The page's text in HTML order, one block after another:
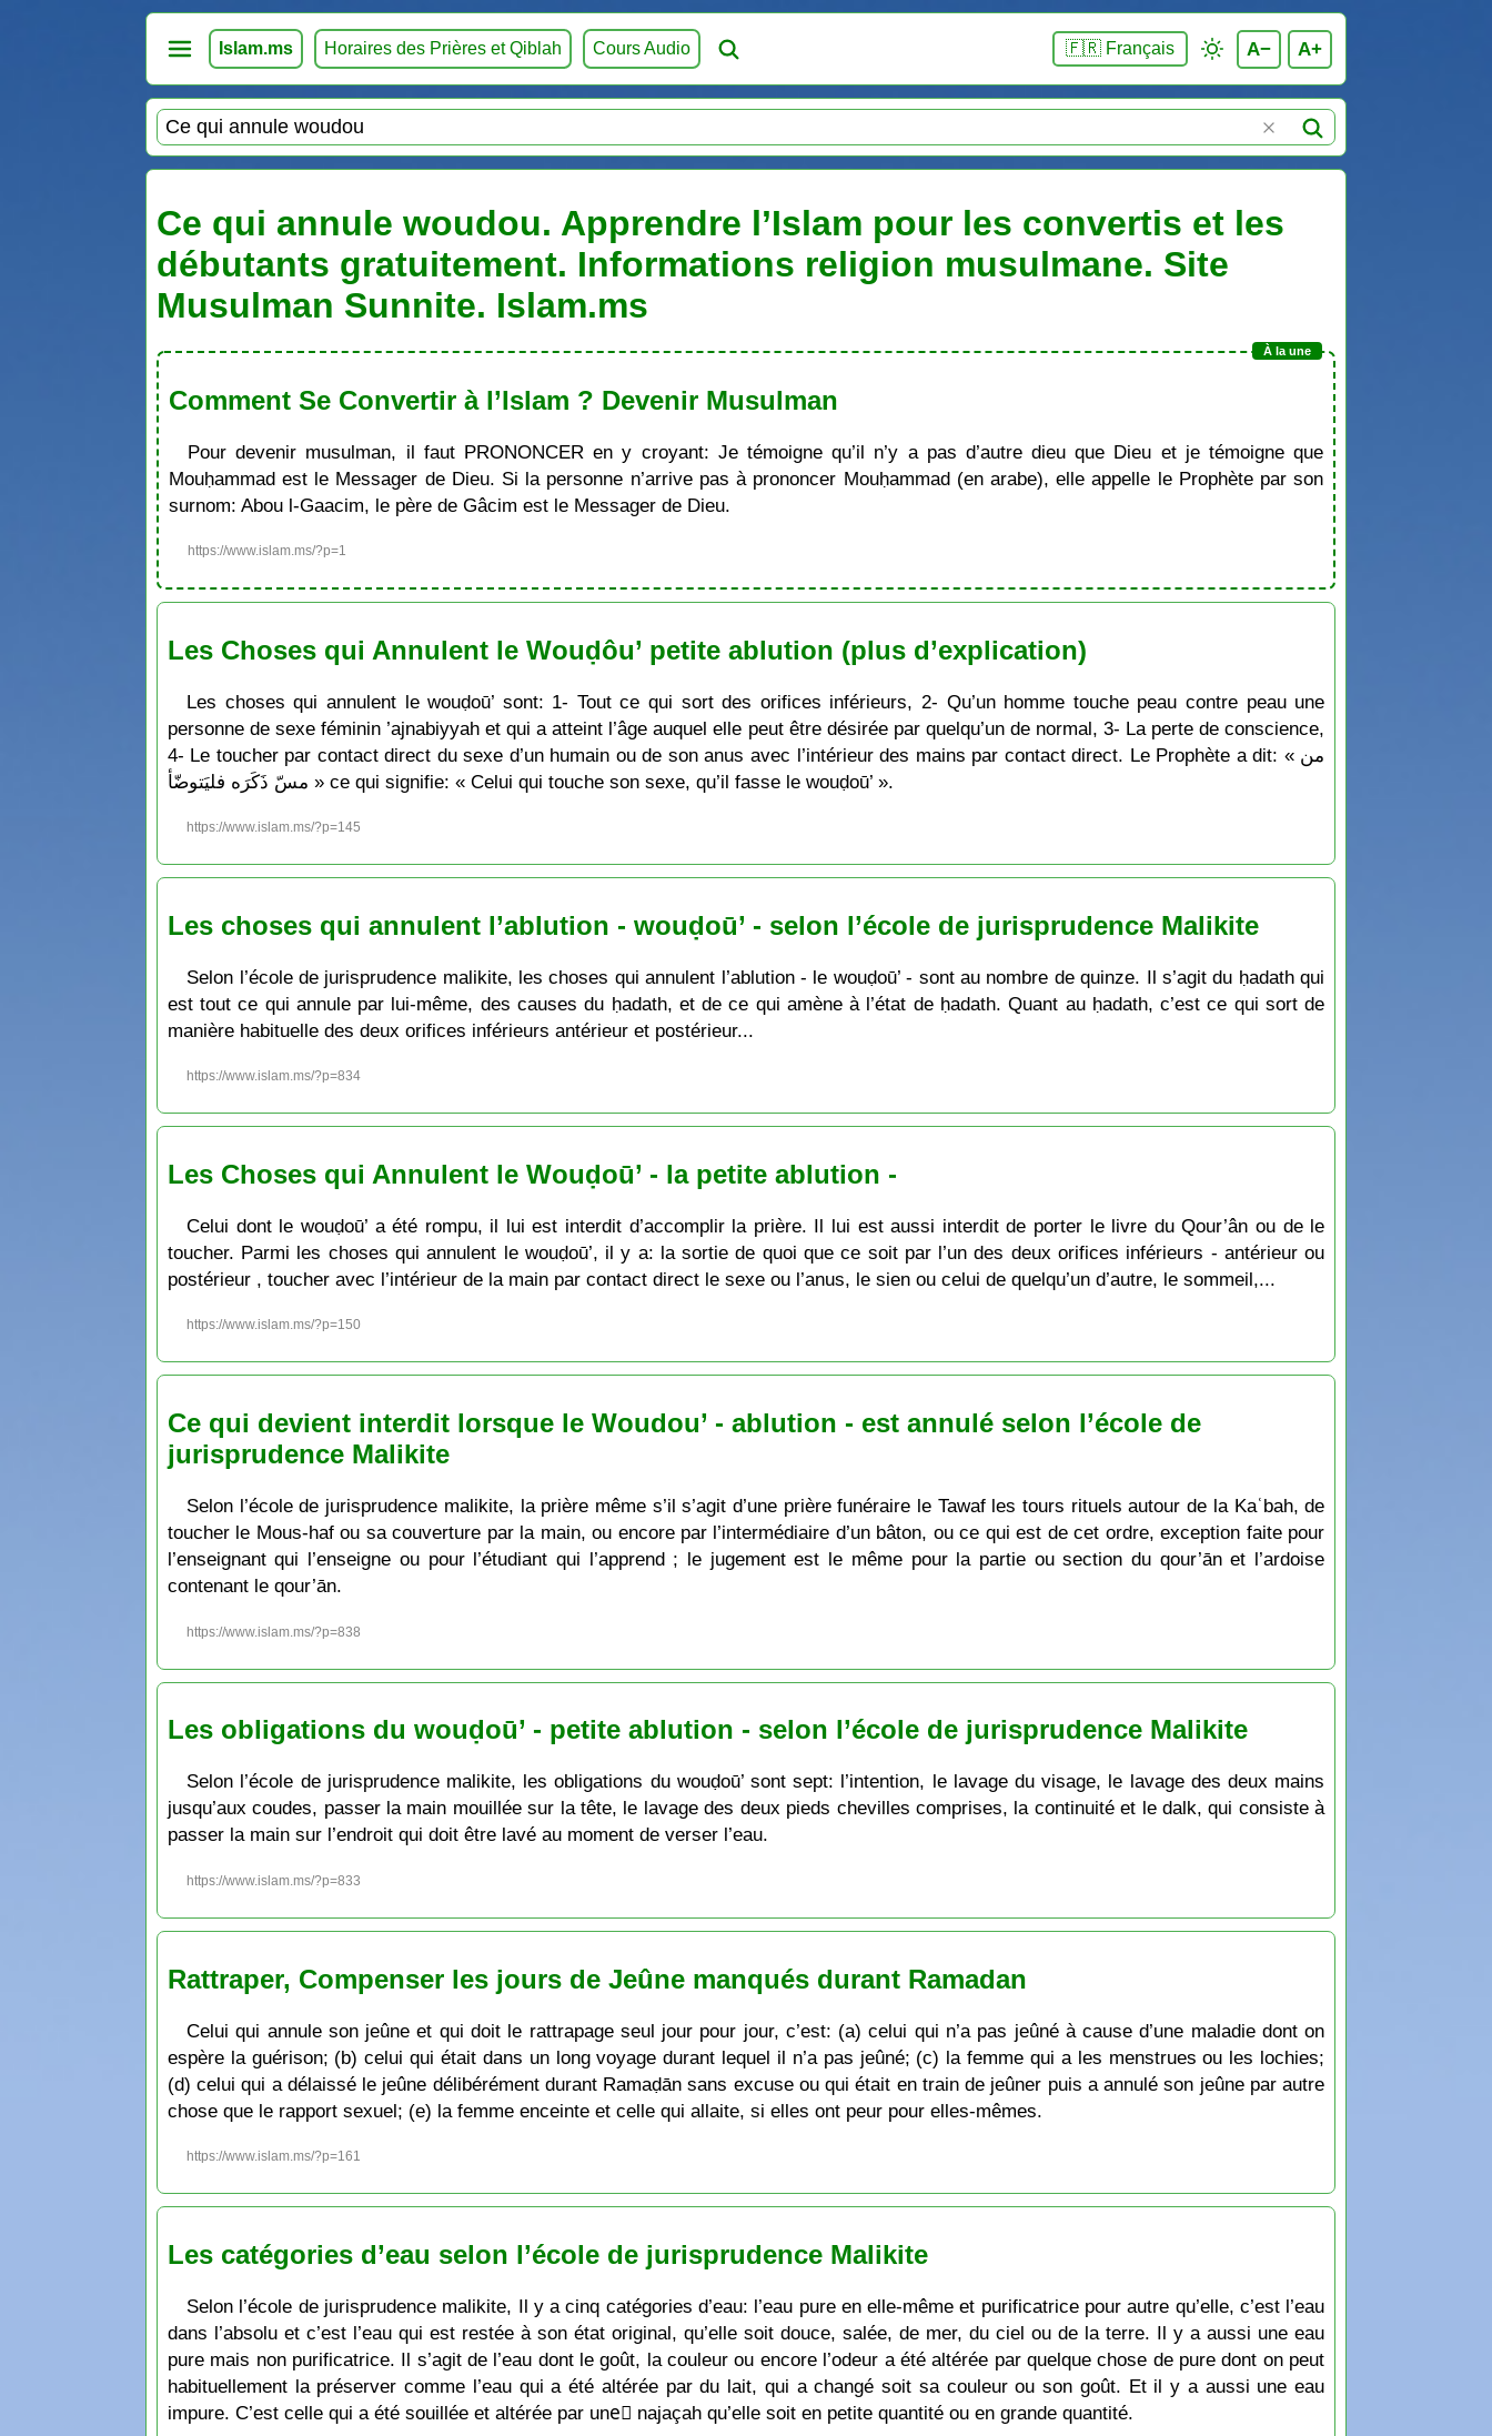
Islam.ms Horaires des Prières et Qiblah Cours Audio 🇫🇷 Français A− A+
Ce qui annule woudou. Apprendre l’Islam pour les convertis et les
débutants gratuitement. Informations religion musulmane. Site
Musulman Sunnite. Islam.ms
Comment Se Convertir à l’Islam ? Devenir Musulman
Pour devenir musulman, il faut PRONONCER en y croyant: Je témoigne qu’il n’y a pas d’autre dieu que Dieu et je témoigne que
Mouḥammad est le Messager de Dieu. Si la personne n’arrive pas à prononcer Mouḥammad (en arabe), elle appelle le Prophète par son
surnom: Abou l-Gaacim, le père de Gâcim est le Messager de Dieu.
https://www.islam.ms/?p=1
Les Choses qui Annulent le Wouḍôu’ petite ablution (plus d’explication)
Les choses qui annulent le wouḍoū’ sont: 1- Tout ce qui sort des orifices inférieurs, 2- Qu’un homme touche peau contre peau une
personne de sexe féminin ’ajnabiyyah et qui a atteint l’âge auquel elle peut être désirée par quelqu’un de normal, 3- La perte de conscience,
4- Le toucher par contact direct du sexe d’un humain ou de son anus avec l’intérieur des mains par contact direct. Le Prophète a dit: « من
مسّ ذَكَرَه فليَتوضّأ » ce qui signifie: « Celui qui touche son sexe, qu’il fasse le wouḍoū’ ».
https://www.islam.ms/?p=145
Les choses qui annulent l’ablution - wouḍoū’ - selon l’école de jurisprudence Malikite
Selon l’école de jurisprudence malikite, les choses qui annulent l’ablution - le wouḍoū’ - sont au nombre de quinze. Il s’agit du ḥadath qui
est tout ce qui annule par lui-même, des causes du ḥadath, et de ce qui amène à l’état de ḥadath. Quant au ḥadath, c’est ce qui sort de
manière habituelle des deux orifices inférieurs antérieur et postérieur...
https://www.islam.ms/?p=834
Les Choses qui Annulent le Wouḍoū’ - la petite ablution -
Celui dont le wouḍoū’ a été rompu, il lui est interdit d’accomplir la prière. Il lui est aussi interdit de porter le livre du Qour’ân ou de le
toucher. Parmi les choses qui annulent le wouḍoū’, il y a: la sortie de quoi que ce soit par l’un des deux orifices inférieurs - antérieur ou
postérieur , toucher avec l’intérieur de la main par contact direct le sexe ou l’anus, le sien ou celui de quelqu’un d’autre, le sommeil,...
https://www.islam.ms/?p=150
Ce qui devient interdit lorsque le Woudou’ - ablution - est annulé selon l’école de
jurisprudence Malikite
Selon l’école de jurisprudence malikite, la prière même s’il s’agit d’une prière funéraire le Tawaf les tours rituels autour de la Kaʿbah, de
toucher le Mous-haf ou sa couverture par la main, ou encore par l’intermédiaire d’un bâton, ou ce qui est de cet ordre, exception faite pour
l’enseignant qui l’enseigne ou pour l’étudiant qui l’apprend ; le jugement est le même pour la partie ou section du qour’ān et l’ardoise
contenant le qour’ān.
https://www.islam.ms/?p=838
Les obligations du wouḍoū’ - petite ablution - selon l’école de jurisprudence Malikite
Selon l’école de jurisprudence malikite, les obligations du wouḍoū’ sont sept: l’intention, le lavage du visage, le lavage des deux mains
jusqu’aux coudes, passer la main mouillée sur la tête, le lavage des deux pieds chevilles comprises, la continuité et le dalk, qui consiste à
passer la main sur l’endroit qui doit être lavé au moment de verser l’eau.
https://www.islam.ms/?p=833
Rattraper, Compenser les jours de Jeûne manqués durant Ramadan
Celui qui annule son jeûne et qui doit le rattrapage seul jour pour jour, c’est: (a) celui qui n’a pas jeûné à cause d’une maladie dont on
espère la guérison; (b) celui qui était dans un long voyage durant lequel il n’a pas jeûné; (c) la femme qui a les menstrues ou les lochies;
(d) celui qui a délaissé le jeûne délibérément durant Ramaḍān sans excuse ou qui était en train de jeûner puis a annulé son jeûne par autre
chose que le rapport sexuel; (e) la femme enceinte et celle qui allaite, si elles ont peur pour elles-mêmes.
https://www.islam.ms/?p=161
Les catégories d’eau selon l’école de jurisprudence Malikite
Selon l’école de jurisprudence malikite, Il y a cinq catégories d’eau: l’eau pure en elle-même et purificatrice pour autre qu’elle, c’est l’eau
dans l’absolu et c’est l’eau qui est restée à son état original, qu’elle soit douce, salée, de mer, du ciel ou de la terre. Il y a aussi une eau
pure mais non purificatrice. Il s’agit de l’eau dont le goût, la couleur ou encore l’odeur a été altérée par quelque chose de pure dont on peut
habituellement la préserver comme l’eau qui a été altérée par du lait, qui a changé soit sa couleur ou son goût. Et il y a aussi une eau
impure. C’est celle qui a été souillée et altérée par uneُ najaçah qu’elle soit en petite quantité ou en grande quantité.